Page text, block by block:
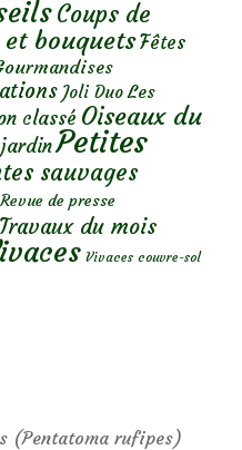
Coups de
bouquetsFêtes
Joli Duo Les
classé Oiseaux du
Petites
sauvages
Revue de presse
Travaux du mois
Vivaces couvre-sol
(Pentatoma rufipes)